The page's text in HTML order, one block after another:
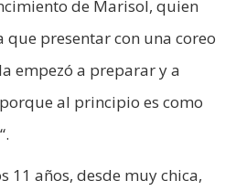
de Marisol, quien
que presentar con una coreo
empezó a preparar y a
al principio es como
11 años, desde muy chica,